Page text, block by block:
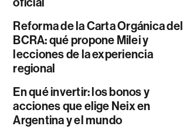
Reforma de la Carta Orgánica del
BCRA: qué propone Milei y
lecciones de la experiencia
regional
En qué invertir: los bonos y
acciones que elige Neix en
Argentina y el mundo